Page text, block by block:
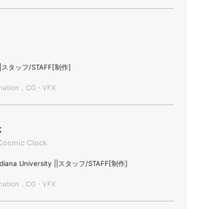
タッフ/STAFF[制作]
，CG・VFX
Clock
University ||スタッフ/STAFF[制作]
，CG・VFX